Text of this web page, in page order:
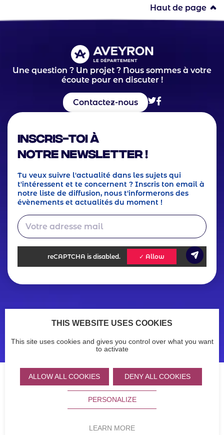
Haut de page
Une question ? Un projet ? Nous sommes à votre
écoute pour en discuter !
Contactez-nous
Inscris-toi à
notre Newsletter !
Tu veux suivre l'actualité dans les sujets qui
t'intéressent et te concernent ? Inscris ton email à
notre liste de diffusion, nous t'informerons des
évènements et actualités du moment !
reCAPTCHA is disabled. ✓ Allow
Footer
Menu
Legals
Accessibilité : non conforme
Partners Logo Logo
THIS WEBSITE USES COOKIES
This site uses cookies and gives you control over what you want
to activate
ALLOW ALL COOKIES DENY ALL COOKIES
PERSONALIZE
LEARN MORE